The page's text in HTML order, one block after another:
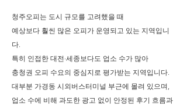
청주오피는 도시 규모를 고려했을 때
예상보다 훨씬 많은 오피가 운영되고 있는 지역입니
다.
특히 인접한 대전·세종보다도 업소 수가 많아
충청권 오피 수요의 중심지로 평가받는 지역입니다.
대부분 가경동 시외버스터미널 부근에 몰려 있으며,
업소 수에 비해 과도한 광고 없이 안정된 후기 흐름과